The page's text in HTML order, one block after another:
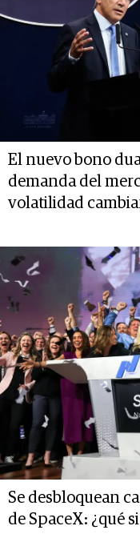
El nuevo bono
demanda del
volatilidad
Se desbloquean
de SpaceX: ¿qué